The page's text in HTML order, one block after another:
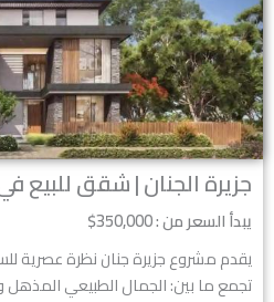
جزيرة الجنان | شقق
يبدأ السعر من :350,000
$
يقدم مشروع جزيرة جنان نظرة
تجمع ما بين: الجمال الطبيعي المذهل